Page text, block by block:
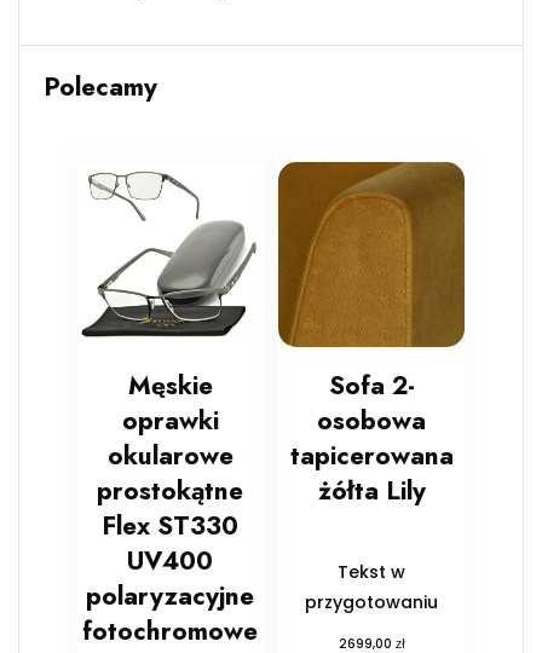
Polecamy
Męskie
oprawki
okularowe
prostokątne
Flex ST330
UV400
polaryzacyjne
fotochromowe
Sofa 2-
osobowa
tapicerowana
żółta Lily
Tekst w
przygotowaniu
2699,00 zł